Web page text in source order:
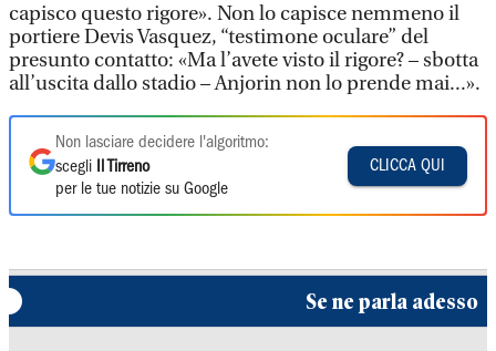
capisco questo rigore». Non lo capisce nemmeno il
portiere Devis Vasquez, “testimone oculare” del
presunto contatto: «Ma l’avete visto il rigore? – sbotta
all’uscita dallo stadio – Anjorin non lo prende mai...».
Non lasciare decidere l'algoritmo:
scegli
Il Tirreno
per le tue notizie su Google
CLICCA QUI
Se ne parla adesso